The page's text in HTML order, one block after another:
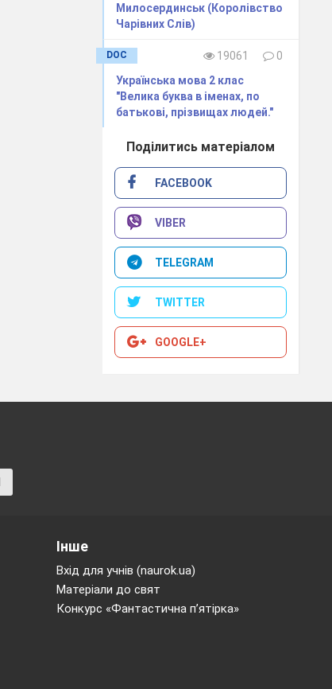
Милосердинськ (Королівство
Чарівних Слів)
DOC 19061
0
Українська мова 2 клас
"Велика буква в іменах, по
батькові, прізвищах людей."
Поділитись матеріалом
FACEBOOK
VIBER
TELEGRAM
TWITTER
GOOGLE+
Інше
Вхід для учнів (naurok.ua)
Матеріали до свят
Конкурс «Фантастична п’ятірка»